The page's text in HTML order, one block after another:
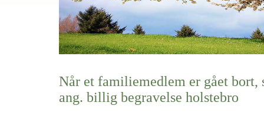
Her hos os får du altid en god afslutning når det gælder
Billig Begravelse Holstebro
vi hjælper i alle faser af begravelsel
Når et familiemedlem er gået bort,
ang. billig begravelse holstebro